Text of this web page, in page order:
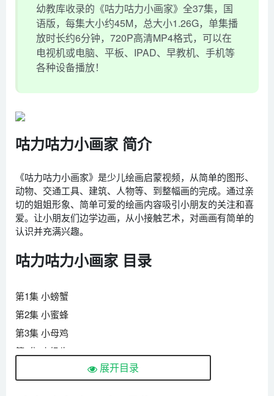
幼教库收录的《咕力咕力小画家》全37集，国
语版，每集大小约45M，总大小1.26G，单集播
放时长约6分钟，720P高清MP4格式，可以在
电视机或电脑、平板、IPAD、早教机、手机等
各种设备播放！
咕力咕力小画家 简介
《咕力咕力小画家》是少儿绘画启蒙视频，从简单的图形、
动物、交通工具、建筑、人物等、到整幅画的完成。通过亲
切的姐姐形象、简单可爱的绘画内容吸引小朋友的关注和喜
爱。让小朋友们边学边画，从小接触艺术，对画画有简单的
认识并充满兴趣。
咕力咕力小画家 目录
第1集 小螃蟹
第2集 小蜜蜂
第3集 小母鸡
第4集 小奶牛
展开目录